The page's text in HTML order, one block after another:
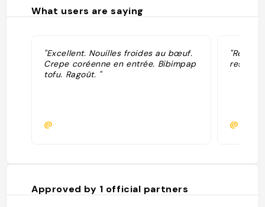
What users are saying
"Excellent. Nouilles froides au bœuf.
Crepe coréenne en entrée. Bibimpap
tofu. Ragoût. "
@
"Resto
@
Approved by 1 official partners